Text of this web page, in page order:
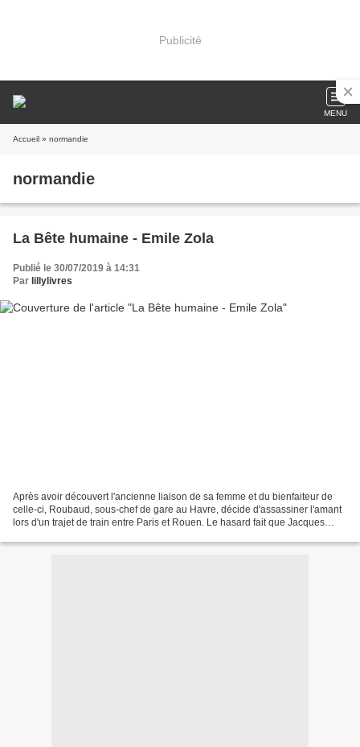
Publicité
MENU
Accueil » normandie
normandie
La Bête humaine - Emile Zola
Publié le 30/07/2019 à 14:31
Par lillylivres
Après avoir découvert l'ancienne liaison de sa femme et du bienfaiteur de
celle-ci, Roubaud, sous-chef de gare au Havre, décide d'assassiner l'amant
lors d'un trajet de train entre Paris et Rouen. Le hasard fait que Jacques